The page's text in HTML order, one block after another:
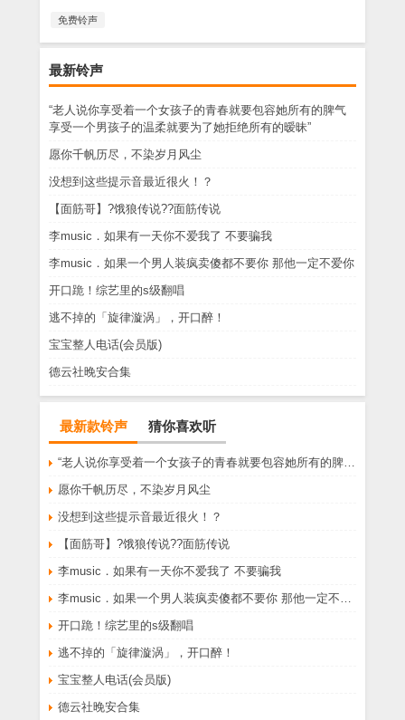
免费铃声
最新铃声
“老人说你享受着一个女孩子的青春就要包容她所有的脾气
享受一个男孩子的温柔就要为了她拒绝所有的暧昧”
愿你千帆历尽，不染岁月风尘
没想到这些提示音最近很火！？
【面筋哥】?饿狼传说??面筋传说
李music．如果有一天你不爱我了 不要骗我
李music．如果一个男人装疯卖傻都不要你 那他一定不爱你
开口跪！综艺里的s级翻唱
逃不掉的「旋律漩涡」，开口醉！
宝宝整人电话(会员版)
德云社晚安合集
最新款铃声 猜你喜欢听
愿你千帆历尽，不染岁月风尘
没想到这些提示音最近很火！？
【面筋哥】?饿狼传说??面筋传说
李music．如果有一天你不爱我了 不要骗我
开口跪！综艺里的s级翻唱
逃不掉的「旋律漩涡」，开口醉！
宝宝整人电话(会员版)
德云社晚安合集